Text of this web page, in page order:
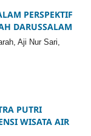
PERSPEKTIF
DARUSSALAM
Aji Nur Sari,
PUTRI
WISATA AIR